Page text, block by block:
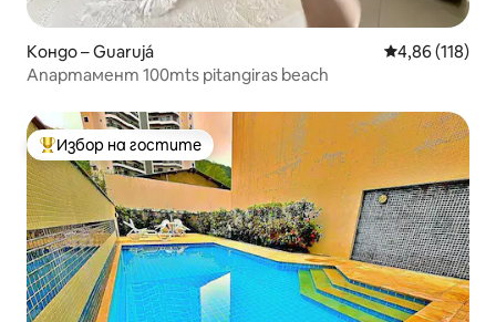
Кондо – Guarujá Средна
4,86 (118)
Апартамент 100mts pitangiras beach
Най-популярен избор на гостите
Избор на гостите